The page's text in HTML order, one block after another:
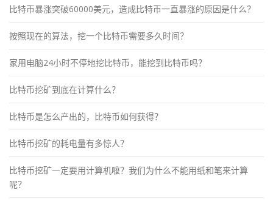
比特币暴涨突破60000美元，造成比特币一直暴涨的原因是什么？
按照现在的算法，挖一个比特币需要多久时间？
家用电脑24小时不停地挖比特币，能挖到比特币吗？
比特币挖矿到底在计算什么？
比特币是怎么产出的，比特币如何获得？
比特币挖矿的耗电量有多惊人？
比特币挖矿一定要用计算机嚒？我们为什么不能用纸和笔来计算
呢？